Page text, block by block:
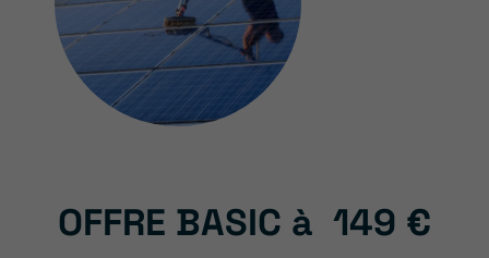
OFFRE BASIC à 149 €